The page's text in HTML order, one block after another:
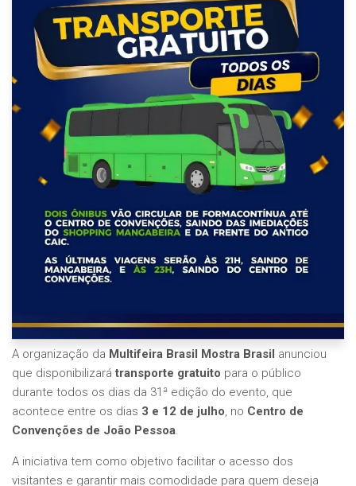
A organização da Multifeira Brasil Mostra Brasil anunciou
que disponibilizarátransporte gratuito para o público
durante todos os dias da 31ª edição do evento, que
acontece entre os dias 3 e 12 de julho , no Centro de
Convenções de João Pessoa
A iniciativa tem como objetivo facilitar o acesso dos
visitantes e garantir mais comodidade para quem deseja